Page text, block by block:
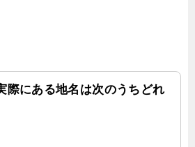
と書くよ。これも
際にある地名は次のうちどれ